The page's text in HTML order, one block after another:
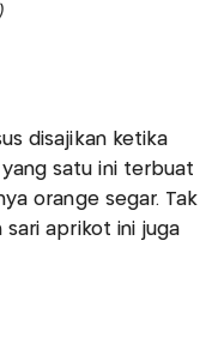
disajikan ketika
yang satu ini terbuat
orange segar. Tak
sari aprikot ini juga